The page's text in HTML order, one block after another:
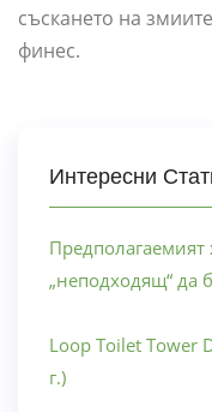
съскането на
финес.
Интересни
Предполагаемият
„неподходящ“ да
Loop Toilet Tower
г.)